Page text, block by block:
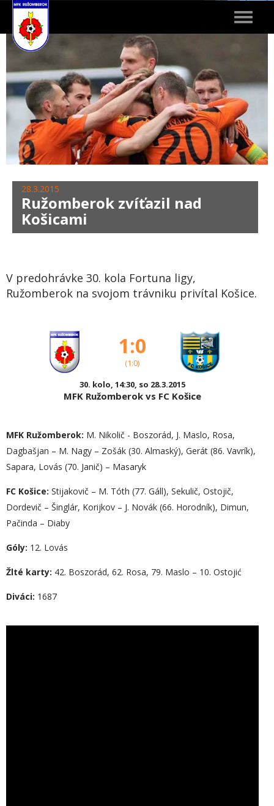
Toggle
28.3.2015
Ružomberok zvíťazil nad
Košicami
V predohrávke 30. kola Fortuna ligy,
Ružomberok na svojom trávniku privítal Košice.
1:0
(1:0)
30. kolo, 14:30, so 28.3.2015
MFK Ružomberok vs FC Košice
MFK Ružomberok: M. Nikolič - Boszorád, J. Maslo, Rosa,
Dagbašjan – M. Nagy – Zošák (30. Almaský), Gerát (86. Vavrík),
Sapara, Lovás (70. Janič) – Masaryk
FC Košice: Stijakovič – M. Tóth (77. Gáll), Sekulič, Ostojič,
Dordevič – Šinglár, Korijkov – J. Novák (66. Horodník), Dimun,
Pačinda – Diaby
Góly: 12. Lovás
Žlté karty: 42. Boszorád, 62. Rosa, 79. Maslo – 10. Ostojić
Diváci: 1687